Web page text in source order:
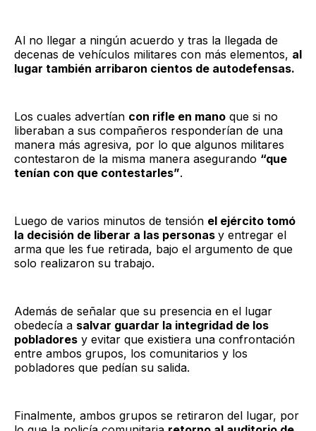
Al no llegar a ningún acuerdo y tras la llegada de
decenas de vehículos militares con más elementos, al
lugar también arribaron cientos de autodefensas.
Los cuales advertían con rifle en mano que si no
liberaban a sus compañeros responderían de una
manera más agresiva, por lo que algunos militares
contestaron de la misma manera asegurando “que
tenían con que contestarles”.
Luego de varios minutos de tensión el ejército tomó
la decisión de liberar a las personas y entregar el
arma que les fue retirada, bajo el argumento de que
solo realizaron su trabajo.
Además de señalar que su presencia en el lugar
obedecía a salvar guardar la integridad de los
pobladores y evitar que existiera una confrontación
entre ambos grupos, los comunitarios y los
pobladores que pedían su salida.
Finalmente, ambos grupos se retiraron del lugar, por